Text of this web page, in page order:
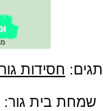
תגים: חסידות גור
שמחת בית גור: